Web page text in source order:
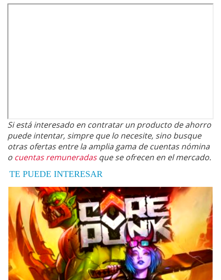
Si está interesado en contratar un producto de ahorro
puede intentar, simpre que lo necesite, sino busque
otras ofertas entre la amplia gama de cuentas nómina
o cuentas remuneradasque se ofrecen en el mercado.
TE PUEDE INTERESAR